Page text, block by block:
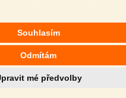
Souhlasím
Odmítám
mé předvolby